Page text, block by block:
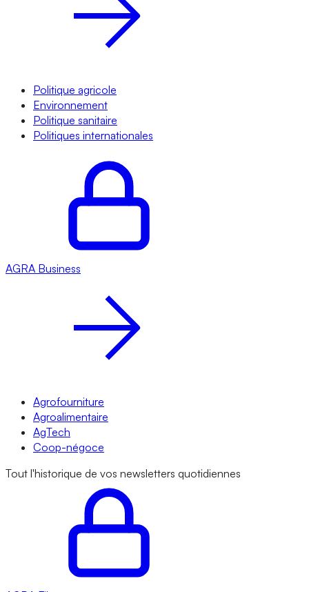
Politique agricole
Environnement
Politique sanitaire
Politiques internationales
AGRA Business
Agrofourniture
Agroalimentaire
AgTech
Coop-négoce
Tout l'historique de vos newsletters quotidiennes